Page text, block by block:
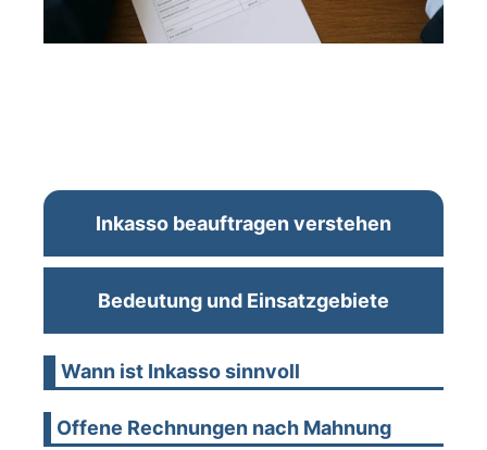
Inkasso beauftragen verstehen
Bedeutung und Einsatzgebiete
Wann ist Inkasso sinnvoll
Offene Rechnungen nach Mahnung